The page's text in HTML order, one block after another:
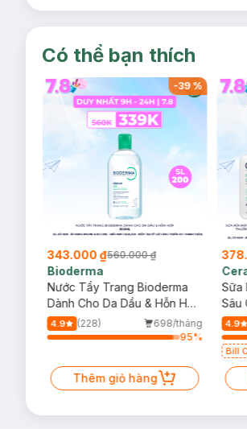
Có thể bạn thích
-39%
343.000 ₫560.000 ₫
Bioderma
Nước Tẩy Trang Bioderma
Dành Cho Da Dầu & Hỗn Hợp
500ml
4.9 (228)
698/tháng
95%
Thêm giỏ hàng
Sữa
Sâu
Dầu
4.9
Bill